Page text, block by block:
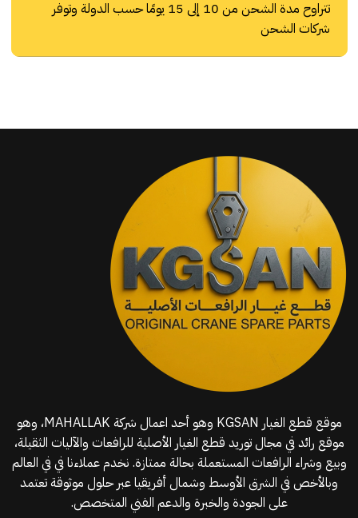
تتراوح مدة الشحن من 10 إلى 15 يومًا حسب الدولة وتوفر
شركات الشحن
موقع قطع الغيار KGSAN وهو أحد اعمال شركة MAHALLAK، وهو
موقع رائد في مجال توريد قطع الغيار الأصلية للرافعات والآليات الثقيلة،
وبيع وشراء الرافعات المستعملة بحالة ممتازة. نخدم عملاءنا في في العالم
وبالأخص في الشرق الأوسط وشمال أفريقيا عبر حلول موثوقة تعتمد
على الجودة والخبرة والدعم الفني المتخصص.